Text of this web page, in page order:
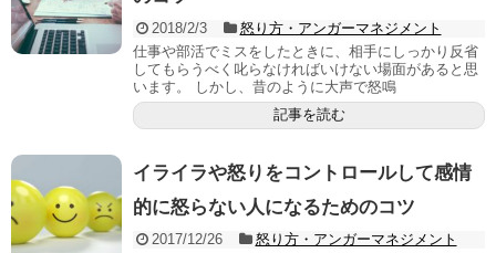
2018/2/3
怒り方・アンガーマネジメント
仕事や部活でミスをしたときに、相手にしっかり反省
してもらうべく叱らなければいけない場面があると思
います。 しかし、昔のように大声で怒鳴
記事を読む
イライラや怒りをコントロールして感情
的に怒らない人になるためのコツ
2017/12/26
怒り方・アンガーマネジメント